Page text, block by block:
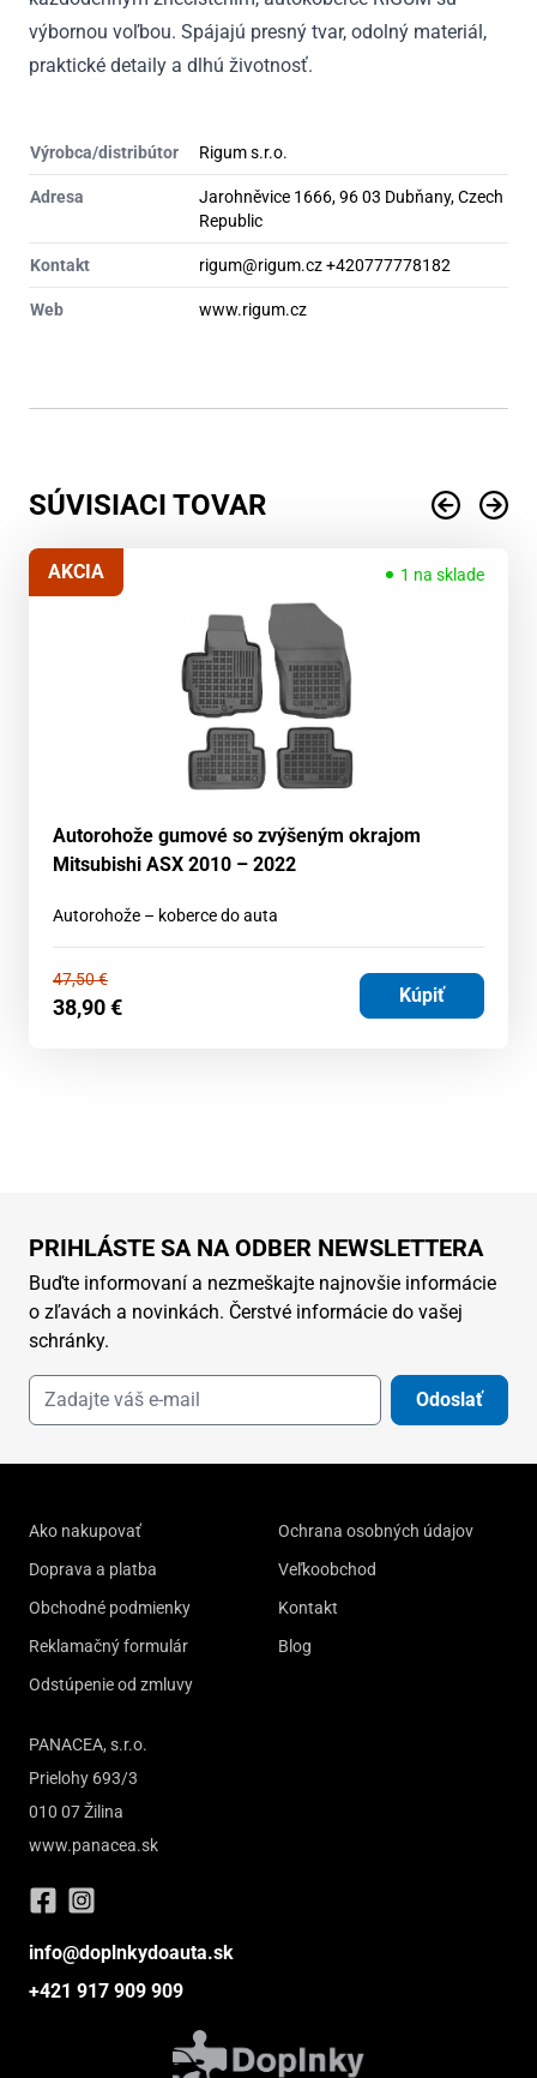
výbornou voľbou. Spájajú presný tvar, odolný materiál,
praktické detaily a dlhú životnosť.
Výrobca/distribútor Rigum s.r.o.
Adresa
Jarohněvice 1666, 96 03 Dubňany, Czech
Republic
Kontakt rigum@rigum.cz +420777778182
Web www.rigum.cz
SÚVISIACI TOVAR
1 na sklade
AKCIA
Autorohože gumové so zvýšeným okrajom
Mitsubishi ASX 2010 – 2022
Autorohože – koberce do auta
47,50€
38,90€ Kúpiť
PRIHLÁSTE SA NA ODBER NEWSLETTERA
Buďte informovaní a nezmeškajte najnovšie informácie
o zľavách a novinkách. Čerstvé informácie do vašej
schránky.
Odoslať
Ako nakupovať
Doprava a platba
Obchodné podmienky
Reklamačný formulár
Odstúpenie od zmluvy
Ochrana osobných údajov
Veľkoobchod
Kontakt
Blog
PANACEA, s.r.o.
Prielohy 693/3
010 07 Žilina
www.panacea.sk
info@doplnkydoauta.sk
+421 917 909 909